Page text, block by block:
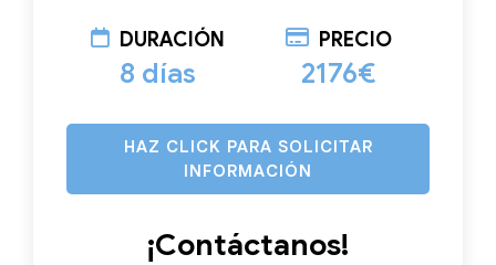
DURACIÓN
8 días
PRECIO
2176€
HAZ CLICK PARA SOLICITAR
INFORMACIÓN
¡Contáctanos!